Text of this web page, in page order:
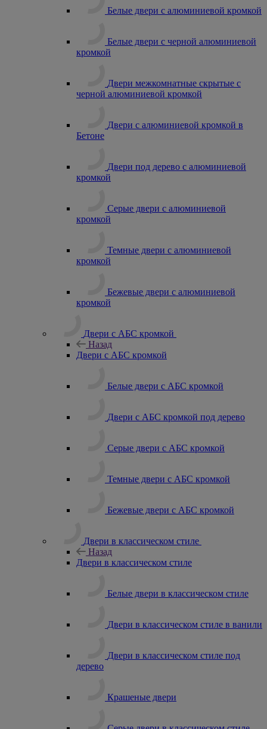
Белые двери с алюминиевой кромкой
Белые двери с черной алюминиевой
кромкой
Двери межкомнатные скрытые с
черной алюминиевой кромкой
Двери с алюминиевой кромкой в
Бетоне
Двери под дерево с алюминиевой
кромкой
Серые двери с алюминиевой
кромкой
Темные двери с алюминиевой
кромкой
Бежевые двери с алюминиевой
кромкой
Двери с АБС кромкой
Назад
Двери с АБС кромкой
Белые двери с АБС кромкой
Двери с АБС кромкой под дерево
Серые двери с АБС кромкой
Темные двери с АБС кромкой
Бежевые двери с АБС кромкой
Двери в классическом стиле
Назад
Двери в классическом стиле
Белые двери в классическом стиле
Двери в классическом стиле в ванили
Двери в классическом стиле под
дерево
Крашеные двери